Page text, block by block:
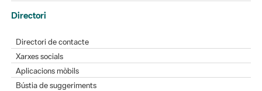
Directori
Directori de contacte
Xarxes socials
Aplicacions mòbils
Bústia de suggeriments